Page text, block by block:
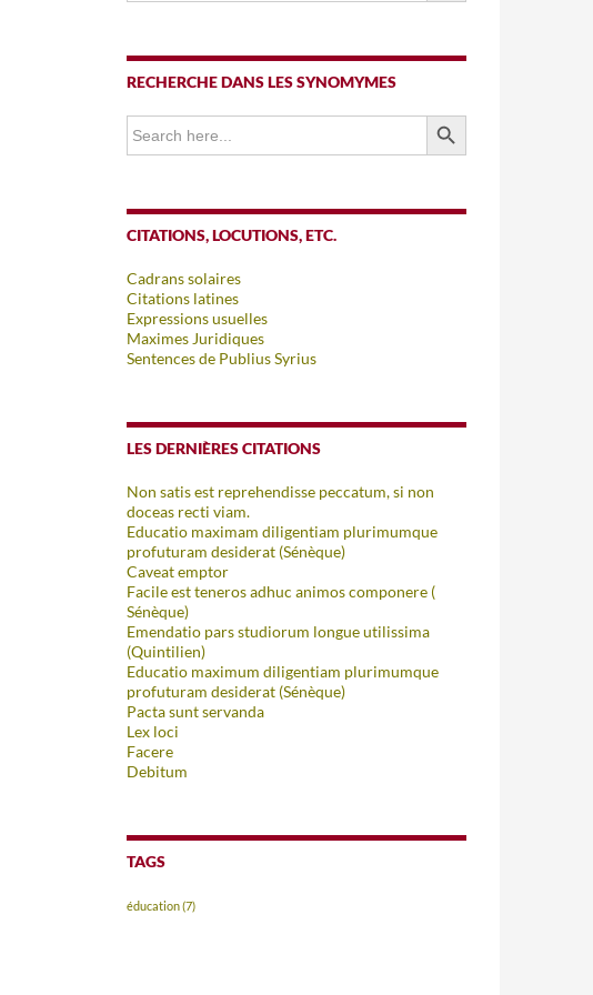
RECHERCHE DANS LES SYNOMYMES
Search
for:
SEARCH BUTTON
CITATIONS, LOCUTIONS, ETC.
Cadrans solaires
Citations latines
Expressions usuelles
Maximes Juridiques
Sentences de Publius Syrius
LES DERNIÈRES CITATIONS
Non satis est reprehendisse peccatum, si non
doceas recti viam.
Educatio maximam diligentiam plurimumque
profuturam desiderat (Sénèque)
Caveat emptor
Facile est teneros adhuc animos componere (
Sénèque)
Emendatio pars studiorum longue utilissima
(Quintilien)
Educatio maximum diligentiam plurimumque
profuturam desiderat (Sénèque)
Pacta sunt servanda
Lex loci
Facere
Debitum
TAGS
éducation(7)